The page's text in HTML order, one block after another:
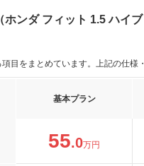
ホンダ フィット 1.5 ハ
目をまとめています。上記の仕様
基本プラン
55.0万円